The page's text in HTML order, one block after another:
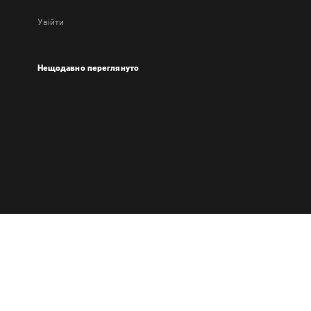
Увійти
Нещодавно переглянуто